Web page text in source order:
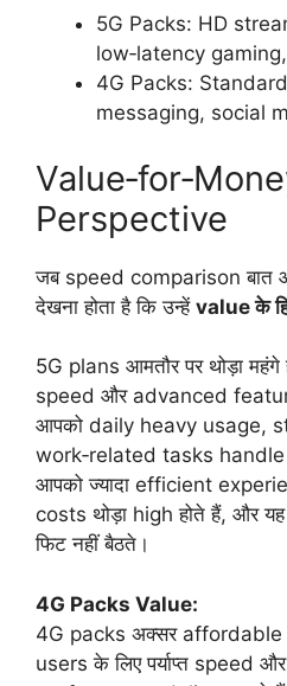
5G Packs: HD
low‑latency
4G Packs:
messaging, social
Perspective
जब speed comparison बात
देखना होता है कि उन्हें value के
5G plans आमतौर पर थोड़ा महंगे
speed और advanced
आपको daily heavy usage,
work‑related tasks handle
आपको ज्यादा efficient
costs थोड़ा high होते हैं, और
फिट नहीं बैठते।
4G Packs Value:
4G packs अक्सर affordable
users के लिए पर्याप्त speed